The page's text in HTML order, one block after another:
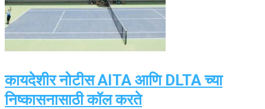
कायदेशीर नोटीस AITA आणि DLTA च्या
निष्कासनासाठी कॉल करते